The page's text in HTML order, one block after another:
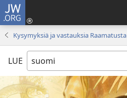
JW.ORG
Kysymyksiä ja vastauksia Raamatusta
LUE